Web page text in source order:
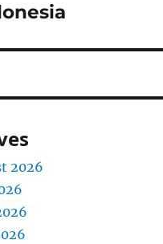
2026